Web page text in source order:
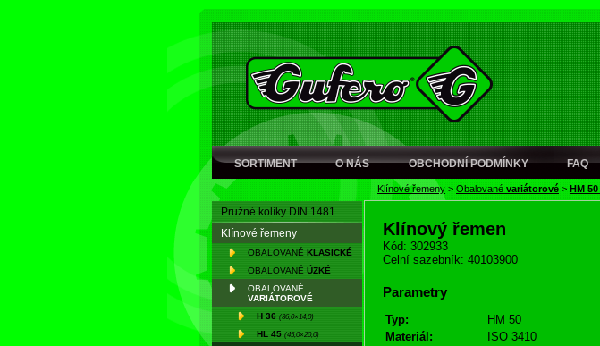
SORTIMENT O NÁS OBCHODNÍ PODMÍNKY FAQ
Klínové řemeny > Obalované variátorové > HM 50
Pružné kolíky DIN 1481
Klínové řemeny
OBALOVANÉ KLASICKÉ
OBALOVANÉ ÚZKÉ
OBALOVANÉ
VARIÁTOROVÉ
H 36 (36,0×14,0)
HL 45 (45,0×20,0)
Klínový řemen
Kód: 302933
Celní sazebník: 40103900
Parametry
Typ:
HM 50
Materiál:
ISO 3410